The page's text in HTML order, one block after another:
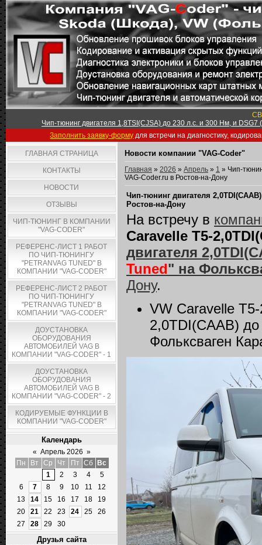
Чип-тюнинг двигателя 1,8TSI(CJSA) до 230 л.с. и 300 Нм, и
Заполнить заявку-форму для встречи на диагностику,
ГЛАВНАЯ СТРАНИЦА
КОНТАКТЫ
НОВОСТИ
ОТЗЫВЫ
ЧИП-ТЮНИНГ В КОМПАНИИ
"VAG-CODER"
РЕФЕРЕНС-ЛИСТ 1 РАБОТ
ПО ЧИП-ТЮНИНГУ
"PETRANVAG TUNED" В
КОМПАНИИ "VAG-CODER"
РЕФЕРЕНС-ЛИСТ 2 РАБОТ
ПО ЧИП-ТЮНИНГУ
"PETRANVAG TUNED" В
КОМПАНИИ "VAG-CODER"
ДОУСТАНОВКА
ОБОРУДОВАНИЯ
АВТОМОБИЛЕЙ VAG В
КОМПАНИИ "VAG-CODER" - 1
ДОУСТАНОВКА
ОБОРУДОВАНИЯ
АВТОМОБИЛЕЙ VAG В
КОМПАНИИ "VAG-CODER" - 2
КОДИРУЕМЫЕ ФУНКЦИИ В
КОМПАНИИ "VAG-CODER"
Календарь
« Апрель 2026 »
Пн
Вт Ср Чт Пт Сб
Вс
1
2 3 4
5
6
7 8 9 10 11
12
13
14 15 16 17 18
19
20
21 22 23 24 25
26
27
28 29 30
Друзья сайта
Новости компании "VAG-Coder"
Главная » 2026 » Апрель » 1 » Чип-
VAG-Coder.ru в Ростов-на-Дону
Чип-тюнинг двигателя
Ростов-на-Дону
На встречу в
Caravelle T5-
двигателя
Tuned" на
Дону.
VW Caravelle
2,0TDI(CAAB)
Фольксваген